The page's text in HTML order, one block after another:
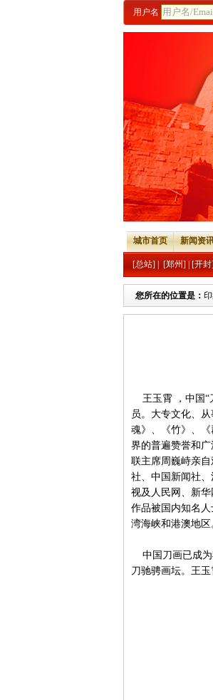
用户名
城市首页 新闻资
[总站] [郑州] [开封]
您所在的位置是：
王玉霄 ，中国“
员。大专文化、
魂》、《竹》、
界的普遍赞誉和
联主席周巍峙亲
社、中国新闻社
视及人民网、新
作品被国内知名
湾海峡和港澳
中国刀画已成为
刀驰骋画坛。王